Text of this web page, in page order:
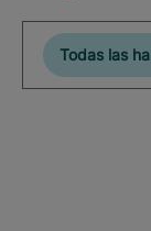
Todas las